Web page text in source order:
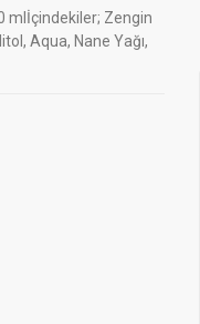
mlİçindekiler; Zengin
Aqua, Nane Yağı,